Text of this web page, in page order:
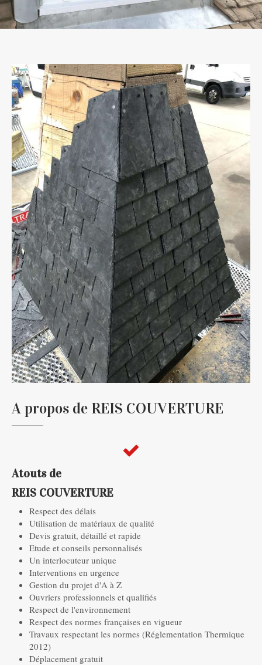
A propos de REIS COUVERTURE
Atouts de
REIS COUVERTURE
Respect des délais
Utilisation de matériaux de qualité
Devis gratuit, détaillé et rapide
Etude et conseils personnalisés
Un interlocuteur unique
Interventions en urgence
Gestion du projet d'A à Z
Ouvriers professionnels et qualifiés
Respect de l'environnement
Respect des normes françaises en vigueur
Travaux respectant les normes (Réglementation Thermique
2012)
Déplacement gratuit